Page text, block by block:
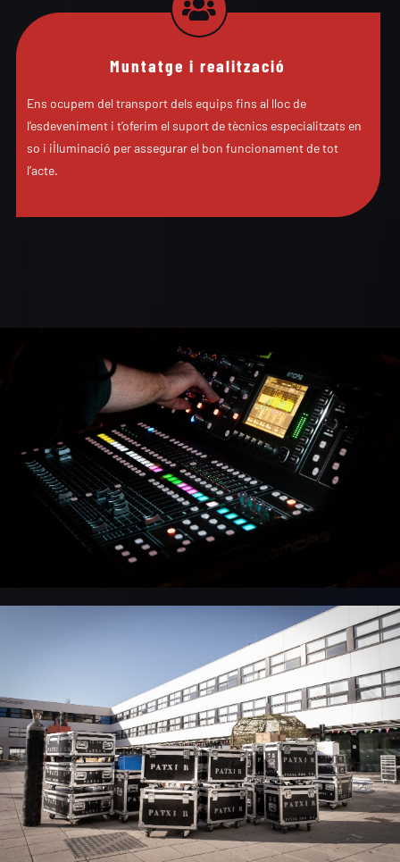
Muntatge i realització
Ens ocupem del transport dels equips fins al lloc de
l’esdeveniment i t’oferim el suport de tècnics especialitzats en
so i il·luminació per assegurar el bon funcionament de tot
l’acte.